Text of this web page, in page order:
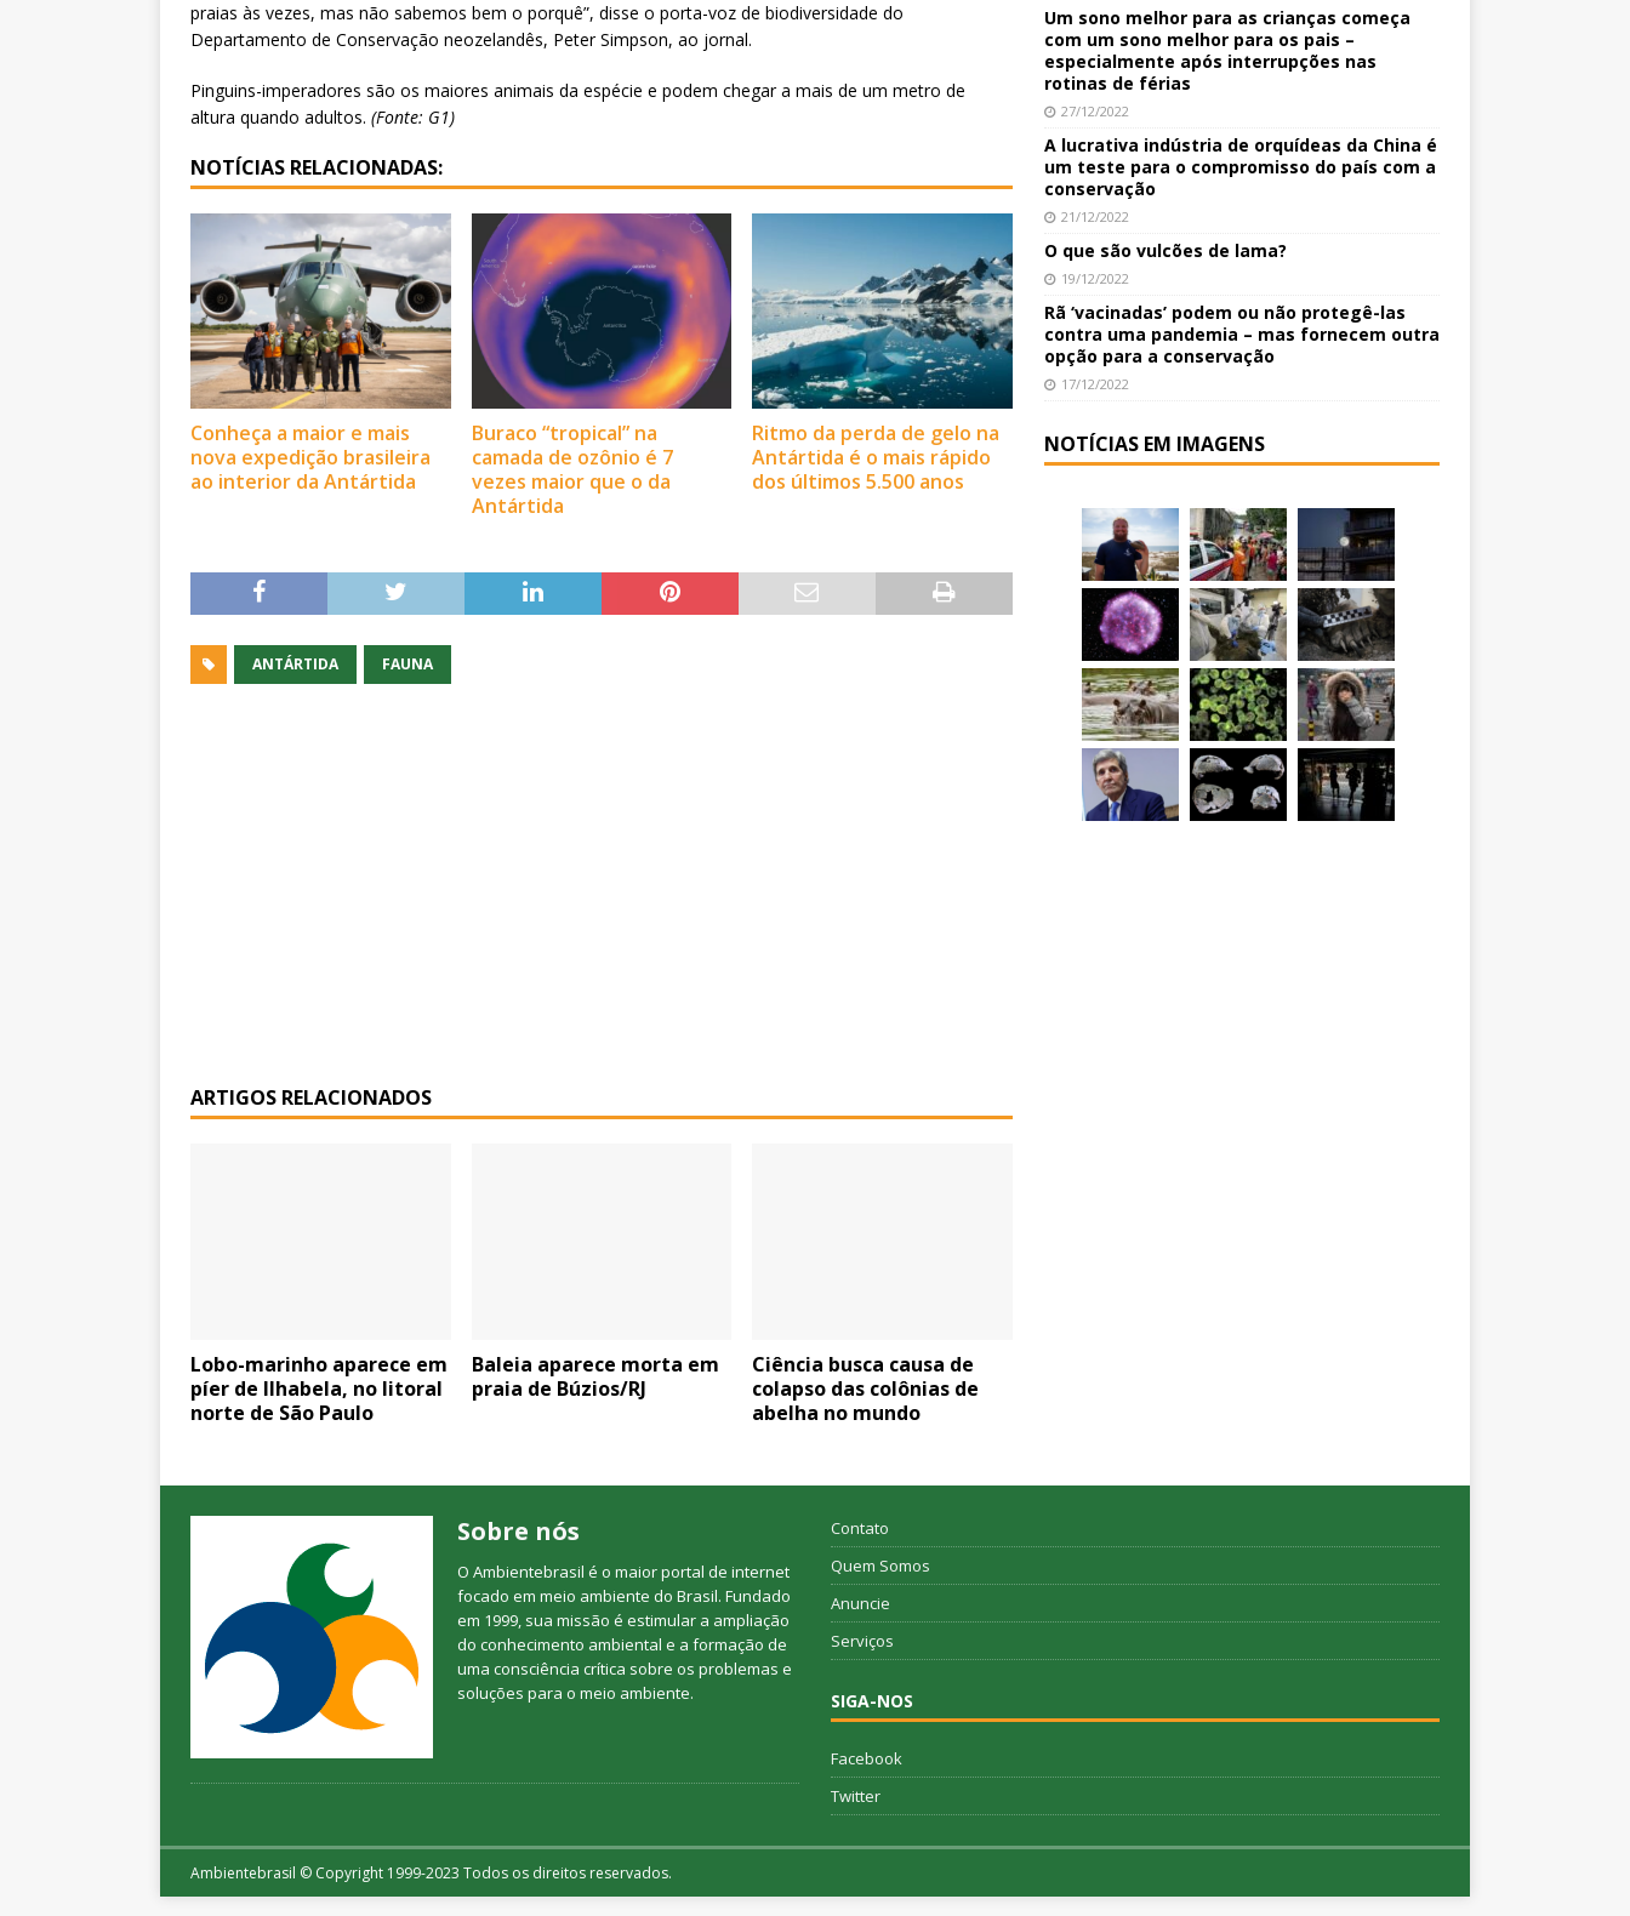
praias às vezes, mas não sabemos bem o porquê”, disse o porta-voz de biodiversidade do
Departamento de Conservação neozelandês, Peter Simpson, ao jornal.
Pinguins-imperadores são os maiores animais da espécie e podem chegar a mais de um metro de
altura quando adultos. (Fonte: G1)
NOTÍCIAS RELACIONADAS:
Conheça a maior e mais
nova expedição brasileira
ao interior da Antártida
Buraco “tropical” na
camada de ozônio é 7
vezes maior que o da
Antártida
Ritmo da perda de gelo na
Antártida é o mais rápido
dos últimos 5.500 anos
ANTÁRTIDA FAUNA
ARTIGOS RELACIONADOS
Lobo-marinho aparece em
píer de Ilhabela, no litoral
norte de São Paulo
Baleia aparece morta em
praia de Búzios/RJ
Ciência busca causa de
colapso das colônias de
abelha no mundo
Um sono melhor para as crianças começa
com um sono melhor para os pais –
especialmente após interrupções nas
rotinas de férias
27/12/2022
A lucrativa indústria de orquídeas da China é
um teste para o compromisso do país com a
conservação
21/12/2022
O que são vulcões de lama?
19/12/2022
Rã ‘vacinadas’ podem ou não protegê-las
contra uma pandemia – mas fornecem outra
opção para a conservação
17/12/2022
NOTÍCIAS EM IMAGENS
Sobre nós
O Ambientebrasil é o maior portal de internet
focado em meio ambiente do Brasil. Fundado
em 1999, sua missão é estimular a ampliação
do conhecimento ambiental e a formação de
uma consciência crítica sobre os problemas e
soluções para o meio ambiente.
Contato
Quem Somos
Anuncie
Serviços
SIGA-NOS
Facebook
Twitter
Ambientebrasil © Copyright 1999-2023 Todos os direitos reservados.